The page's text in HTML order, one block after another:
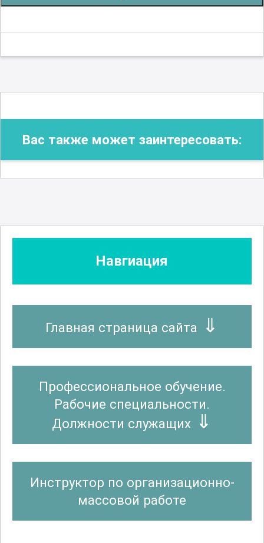
Вас также может заинтересовать:
Навгиация
Главная страница сайта
Профессиональное обучение.
Рабочие специальности.
Должности служащих
Инструктор по организационно-
массовой работе